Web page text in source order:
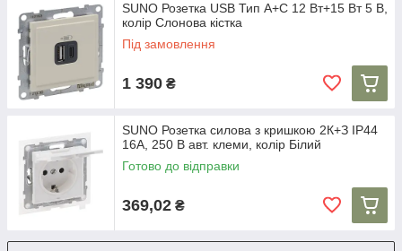
SUNO Розетка USB Тип А+C 12 Вт+15 Вт 5 В,
колір Слонова кістка
Під замовлення
1 390 ₴
SUNO Розетка силова з кришкою 2К+З IP44
16А, 250 В авт. клеми, колір Білий
Готово до відправки
369,02 ₴